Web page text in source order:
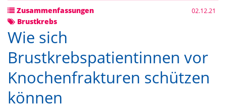
Zusammenfassungen 02.12.21
Brustkrebs
Wie sich
Brustkrebspatientinnen vor
Knochenfrakturen schützen
können